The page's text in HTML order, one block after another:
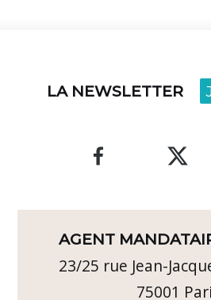
LA NEWSLETTER
AGENT
23/25 rue Jean-
75001